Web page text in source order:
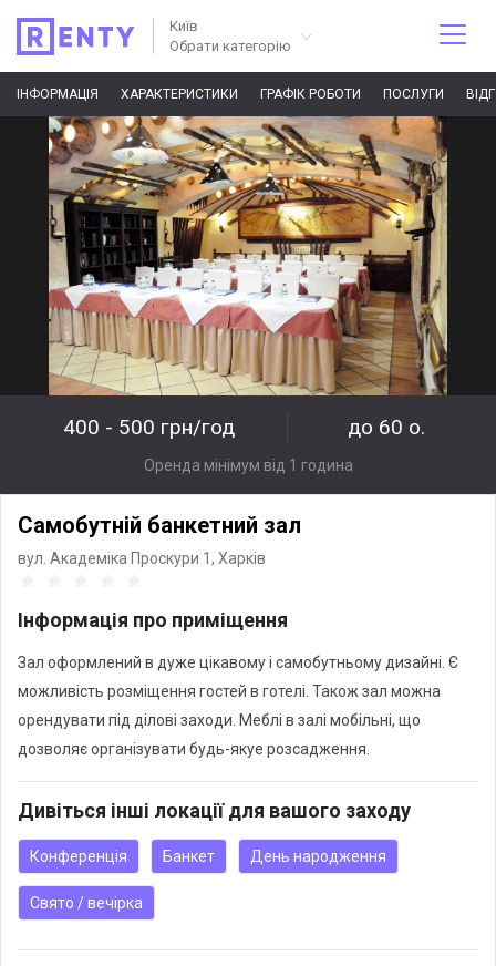
Київ
Обрати категорію
ІНФОРМАЦІЯ ХАРАКТЕРИСТИКИ ГРАФІК РОБОТИ ПОСЛУГИ
400 - 500 грн/год до 60 о.
Оренда мінімум від 1 година
Самобутній банкетний зал
вул. Академіка Проскури 1, Харків
Інформація про приміщення
Зал оформлений в дуже цікавому і самобутньому дизайні. Є
можливість розміщення гостей в готелі. Також зал можна
орендувати під ділові заходи. Меблі в залі мобільні, що
дозволяє організувати будь-якуе розсадження.
Дивіться інші локації для вашого заходу
Конференція Банкет День народження
Свято / вечірка